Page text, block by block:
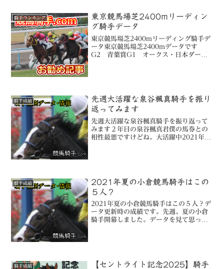
騎手ランキング
東京競馬場芝2400mリーディン
グ騎手データ
東京競馬場芝2400mリーディング騎手デ
ータ東京競馬場芝2400mデータです
G2 青葉賞G1 オークス・日本ダービ
騎手成績
先週大活躍な泉谷楓真騎手を振り
返ってみます
先週大活躍な泉谷楓真騎手を振り返って
みます２年目の泉谷楓真君僕の馬券との
相性最悪ですけどね。大活躍中2021年2
騎手成績
2021年夏の小倉競馬騎手はこの
５人？
2021年夏の小倉競馬騎手はこの５人？デ
ータ更新時の成績です。先週、夏の小倉
騎手開幕しました。データを見て思った
騎手成績
【セントライト記念2025】騎手